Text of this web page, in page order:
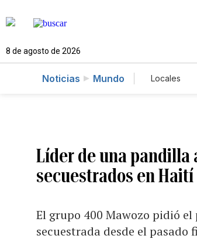
8 de agosto de 2026
Noticias Mundo Locales
Líder de una pandilla
secuestrados en Haití
El grupo 400 Mawozo pidió
secuestrada desde el pasado